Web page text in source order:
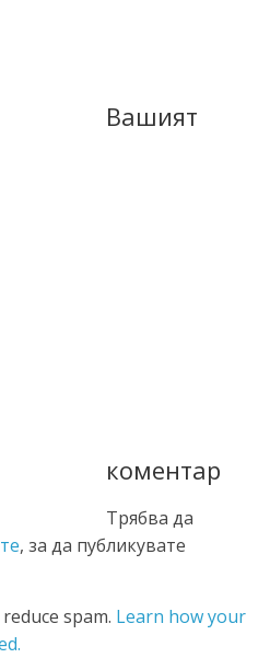
Вашият
коментар
Трябва да
, за да публикувате
spam. Learn how your